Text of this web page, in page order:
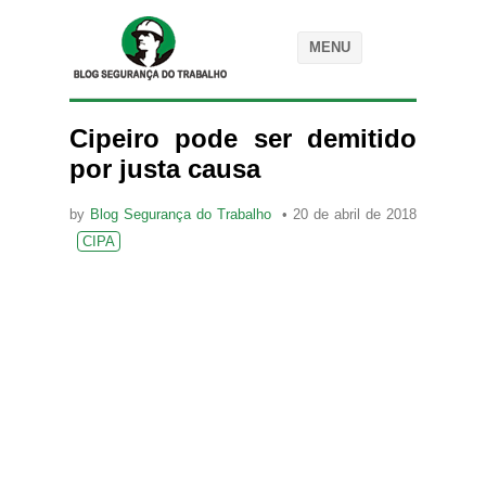
MENU
Cipeiro pode ser demitido
por justa causa
by Blog Segurança do Trabalho
20 de abril de 2018
CIPA